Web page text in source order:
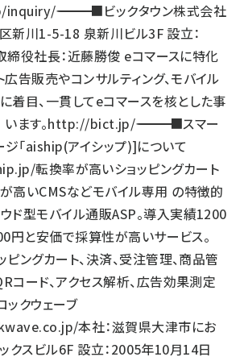
inquiry/――――――――――――――――――――――――――――――――――― ■ビックタウン株式会社
新川1-5-18 泉新川ビル3F 設立：
役社長：近藤勝俊 eコマースに特化
広告販売やコンサルティング、モバイル
着目、一貫してeコマースを核とした事
ます。http://bict.jp/――――――――――――――――――――――――――――――――――― ■スマー
ジ「aiship(アイシップ)]について
転換率が高いショッピングカート
高いCMSなどモバイル専用 の特徴的
ド型モバイル通販ASP。導入実績1200
円と安価で採算性が高いサービス。
ピングカート、決済、受注管理、商品管
コード、アクセス解析、広告効果測定
クウェーブ
本社：滋賀県大津市にお
クスビル6F 設立：2005年10月14日